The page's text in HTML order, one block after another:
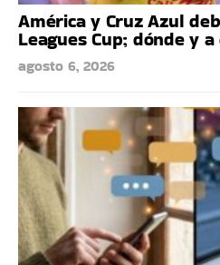
América y Cruz Azul
Leagues Cup; dónde y
agosto 6, 2026